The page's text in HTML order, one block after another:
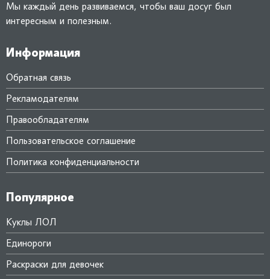
Мы каждый день развиваемся, чтобы ваш досуг был
интересным и полезным.
Информация
Обратная связь
Рекламодателям
Правообладателям
Пользовательское соглашение
Политика конфиденциальности
Популярное
Куклы ЛОЛ
Единороги
Раскраски для девочек